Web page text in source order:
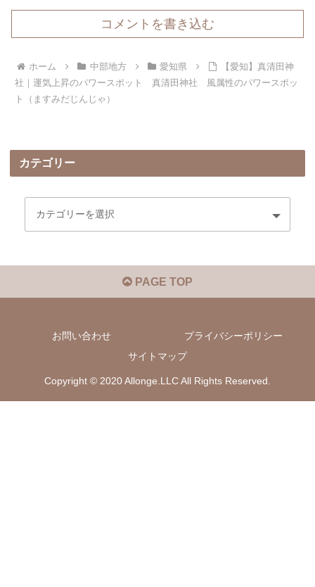
コメントを書き込む
ホーム 中部地方 愛知県
【愛知】真清田神
社｜運気上昇のパワースポット 真清田神社 風属性のパワースポッ
ト（ますみだじんじゃ）
カテゴリー
PAGE TOP
お問い合わせ
プライバシーポリシー
サイトマップ
Copyright © 2020 Allonge.LLC All Rights Reserved.